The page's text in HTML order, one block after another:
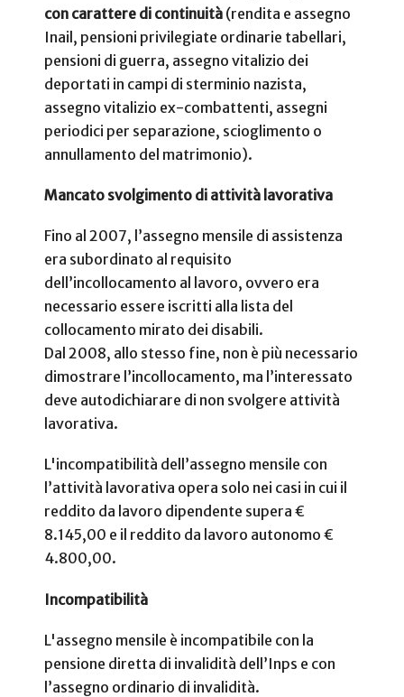
con carattere di continuità (rendita e assegno
Inail, pensioni privilegiate ordinarie tabellari,
pensioni di guerra, assegno vitalizio dei
deportati in campi di sterminio nazista,
assegno vitalizio ex-combattenti, assegni
periodici per separazione, scioglimento o
annullamento del matrimonio).
Mancato svolgimento di attività lavorativa
Fino al 2007, l’assegno mensile di assistenza
era subordinato al requisito
dell’incollocamento al lavoro, ovvero era
necessario essere iscritti alla lista del
collocamento mirato dei disabili.
Dal 2008, allo stesso fine, non è più necessario
dimostrare l’incollocamento, ma l’interessato
deve autodichiarare di non svolgere attività
lavorativa.
L'incompatibilità dell’assegno mensile con
l’attività lavorativa opera solo nei casi in cui il
reddito da lavoro dipendente supera €
8.145,00 e il reddito da lavoro autonomo €
4.800,00.
Incompatibilità
L'assegno mensile è incompatibile con la
pensione diretta di invalidità dell’Inps e con
l’assegno ordinario di invalidità.